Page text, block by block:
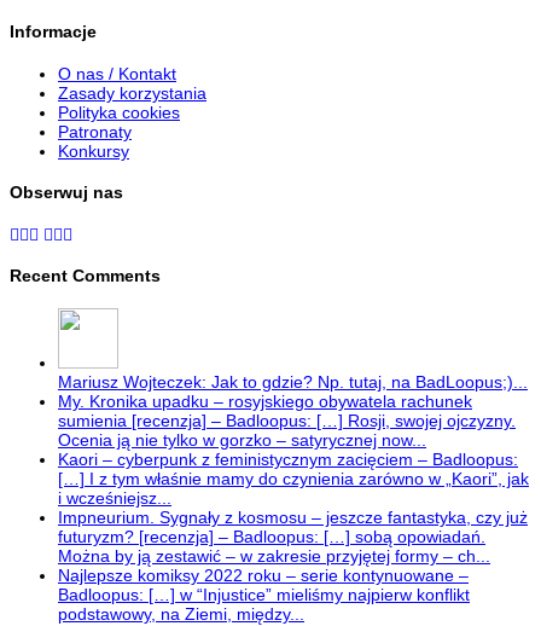
Informacje
O nas / Kontakt
Zasady korzystania
Polityka cookies
Patronaty
Konkursy
Obserwuj nas
Recent Comments
Mariusz Wojteczek: Jak to gdzie? Np. tutaj, na BadLoopus;)...
My. Kronika upadku – rosyjskiego obywatela rachunek
sumienia [recenzja] – Badloopus: […] Rosji, swojej ojczyzny.
Ocenia ją nie tylko w gorzko – satyrycznej now...
Kaori – cyberpunk z feministycznym zacięciem – Badloopus:
[…] I z tym właśnie mamy do czynienia zarówno w „Kaori”, jak
i wcześniejsz...
Impneurium. Sygnały z kosmosu – jeszcze fantastyka, czy już
futuryzm? [recenzja] – Badloopus: […] sobą opowiadań.
Można by ją zestawić – w zakresie przyjętej formy – ch...
Najlepsze komiksy 2022 roku – serie kontynuowane –
Badloopus: […] w “Injustice” mieliśmy najpierw konflikt
podstawowy, na Ziemi, między...